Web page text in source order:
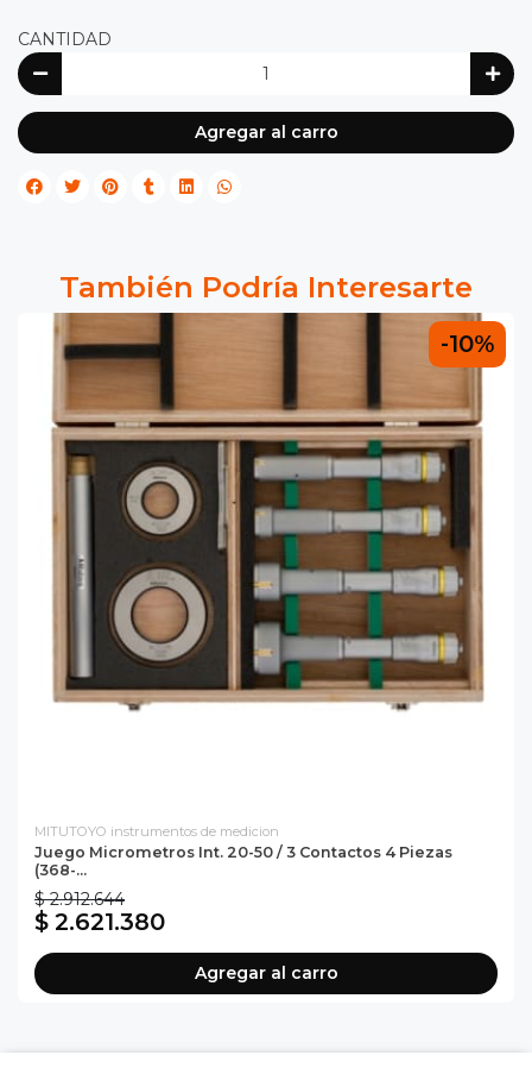
CANTIDAD
Agregar al carro
También Podría Interesarte
-10%
MITUTOYO instrumentos de medicion
Juego Micrometros Int. 20-50 / 3 Contactos 4 Piezas
(368-...
$ 2.912.644
$ 2.621.380
Agregar al carro